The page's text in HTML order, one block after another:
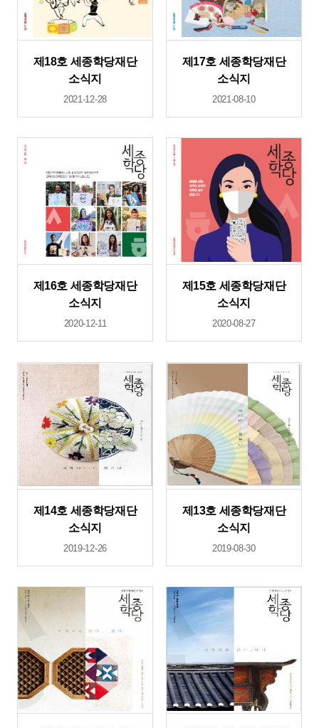
제18호 세종학당재단
소식지
2021-12-28
제17호 세종학당재단
소식지
2021-08-10
제16호 세종학당재단
소식지
2020-12-11
제15호 세종학당재단
소식지
2020-08-27
제14호 세종학당재단
소식지
2019-12-26
제13호 세종학당재단
소식지
2019-08-30